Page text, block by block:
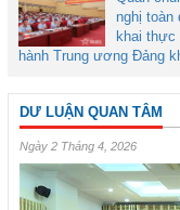
nghị toàn
khai thực
hành Trung ương Đảng
DƯ LUẬN QUAN TÂM
Ngày 2 Tháng 4, 2026